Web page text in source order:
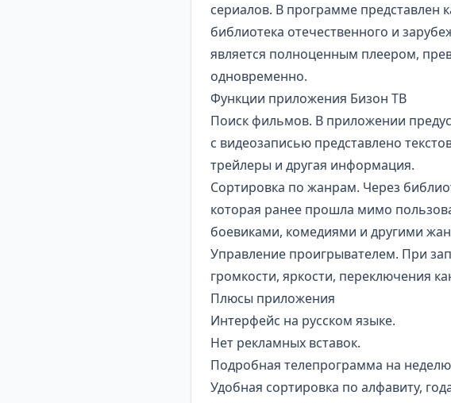
сериалов. В программе представлен
библиотека отечественного и
является полноценным плеером,
одновременно.
Функции приложения Бизон ТВ
Поиск фильмов. В приложении
с видеозаписью представлено
трейлеры и другая информация.
Сортировка по жанрам. Через
которая ранее прошла мимо
боевиками, комедиями и другими
Управление проигрывателем. При
громкости, яркости, переключения
Плюсы приложения
Интерфейс на русском языке.
Нет рекламных вставок.
Подробная телепрограмма на
Удобная сортировка по алфавиту,